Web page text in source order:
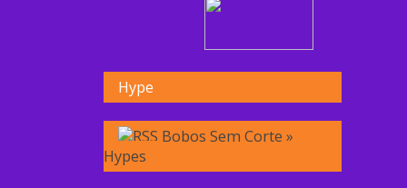
Hype
Bobos Sem Corte »
Hypes